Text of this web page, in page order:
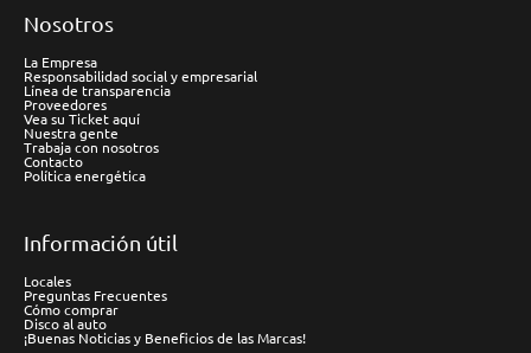
Nosotros
La Empresa
Responsabilidad social y empresarial
Línea de transparencia
Proveedores
Vea su Ticket aquí
Nuestra gente
Trabaja con nosotros
Contacto
Política energética
Información útil
Locales
Preguntas Frecuentes
Cómo comprar
Disco al auto
¡Buenas Noticias y Beneficios de las Marcas!